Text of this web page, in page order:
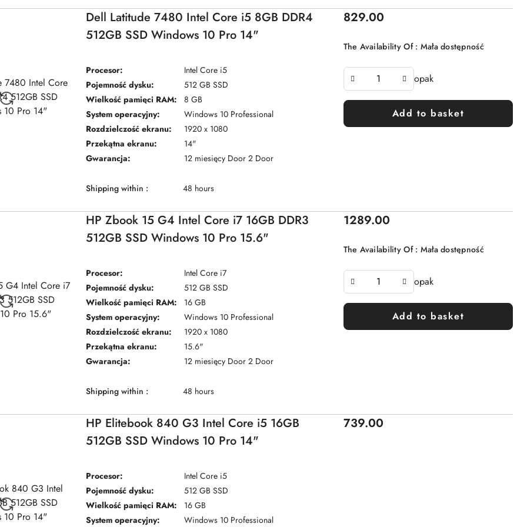
Dell Latitude 7480 Intel Core i5 8GB DDR4
512GB SSD Windows 10 Pro 14"
Procesor:
Intel Core i5
Pojemność dysku:
512 GB SSD
Wielkość pamięci RAM:
8 GB
System operacyjny:
Windows 10 Professional
Rozdzielczość ekranu:
1920 x 1080
Przekątna ekranu:
14"
Gwarancja:
12 miesięcy Door 2 Door
Shipping within : 48 hours
Price:
829.00
The Availability Of : Mała dostępność
opak
Add to basket
HP Zbook 15 G4 Intel Core i7 16GB DDR3
512GB SSD Windows 10 Pro 15.6"
Procesor:
Intel Core i7
Pojemność dysku:
512 GB SSD
Wielkość pamięci RAM:
16 GB
System operacyjny:
Windows 10 Professional
Rozdzielczość ekranu:
1920 x 1080
Przekątna ekranu:
15.6"
Gwarancja:
12 miesięcy Door 2 Door
Shipping within : 48 hours
Price:
1289.00
The Availability Of : Mała dostępność
opak
Add to basket
HP Elitebook 840 G3 Intel Core i5 16GB
512GB SSD Windows 10 Pro 14"
Procesor:
Intel Core i5
Pojemność dysku:
512 GB SSD
Wielkość pamięci RAM:
16 GB
System operacyjny:
Windows 10 Professional
Price:
739.00